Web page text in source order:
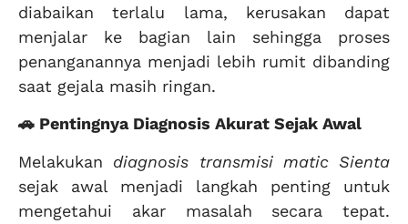
diabaikan terlalu lama, kerusakan dapat
menjalar ke bagian lain sehingga proses
penanganannya menjadi lebih rumit dibanding
saat gejala masih ringan.
🚗 Pentingnya Diagnosis Akurat Sejak Awal
Melakukan diagnosis transmisi matic Sienta
sejak awal menjadi langkah penting untuk
mengetahui akar masalah secara tepat.